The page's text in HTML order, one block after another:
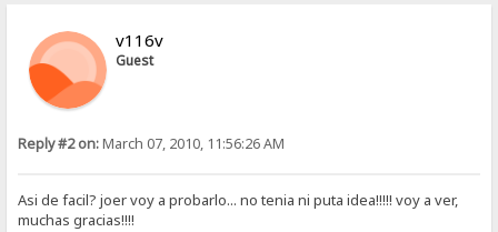
v116v
Guest
Reply #2 on:March 07, 2010, 11:56:26 AM
Asi de facil? joer voy a probarlo... no tenia ni puta idea!!!!! voy a ver,
muchas gracias!!!!